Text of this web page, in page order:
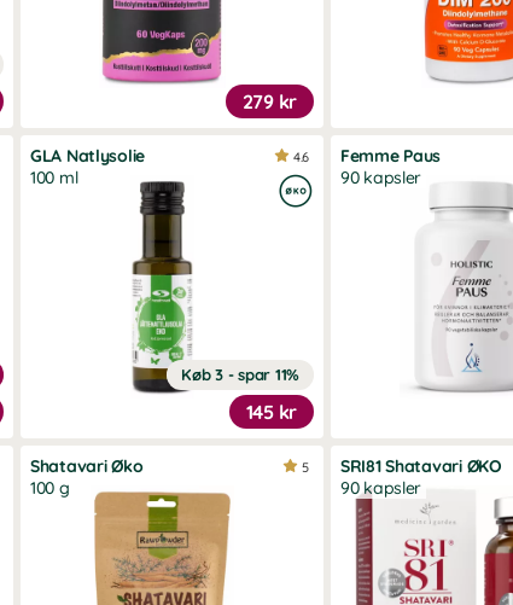
279 kr
GLA Natlysolie
100 ml
Køb 3 - spar 11%
145 kr
4.6
Femme Paus
90 kapsler
Shatavari Øko
100 g
5
SRI81 Shatavari ØKO
90 kapsler